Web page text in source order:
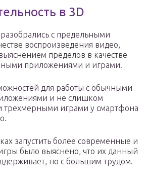
в 3D
с предельными
воспроизведения видео,
пределов в качестве
приложениями и играми.
для работы с обычными
и не слишком
трехмерными играми у смартфона
запустить более современные и
было выяснено, что их данный
но с большим трудом.